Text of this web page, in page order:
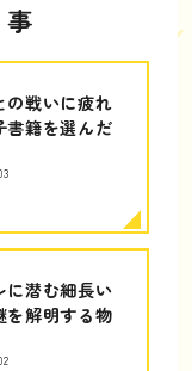
の戦いに疲れ
書籍を選んだ
に潜む細長い
を解明する物